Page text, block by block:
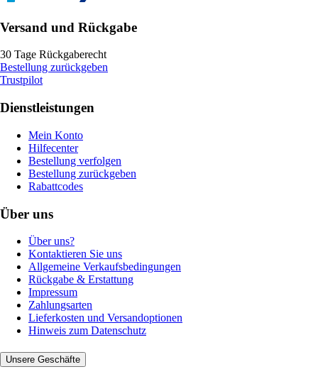
Versand und Rückgabe
30 Tage Rückgaberecht
Bestellung zurückgeben
Trustpilot
Dienstleistungen
Mein Konto
Hilfecenter
Bestellung verfolgen
Bestellung zurückgeben
Rabattcodes
Über uns
Über uns?
Kontaktieren Sie uns
Allgemeine Verkaufsbedingungen
Rückgabe & Erstattung
Impressum
Zahlungsarten
Lieferkosten und Versandoptionen
Hinweis zum Datenschutz
Unsere Geschäfte